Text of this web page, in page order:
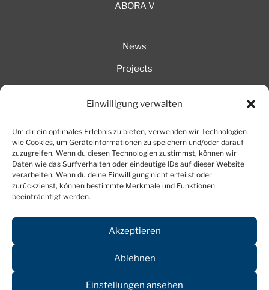
Einwilligung verwalten
Um dir ein optimales Erlebnis zu bieten, verwenden wir Technologien
wie Cookies, um Geräteinformationen zu speichern und/oder darauf
zuzugreifen. Wenn du diesen Technologien zustimmst, können wir
Daten wie das Surfverhalten oder eindeutige IDs auf dieser Website
verarbeiten. Wenn du deine Einwilligung nicht erteilst oder
zurückziehst, können bestimmte Merkmale und Funktionen
beeinträchtigt werden.
Akzeptieren
Ablehnen
Einstellungen ansehen
ABORA V
News
Projects
Login members
Legal notice
Privacy policy
Dominique Görlitz • Dr.-S.-Allende-Str. 46 • D − 09119
Chemnitz | Telefon 0049 – (0)371 725 478 0 | Mobil 0049